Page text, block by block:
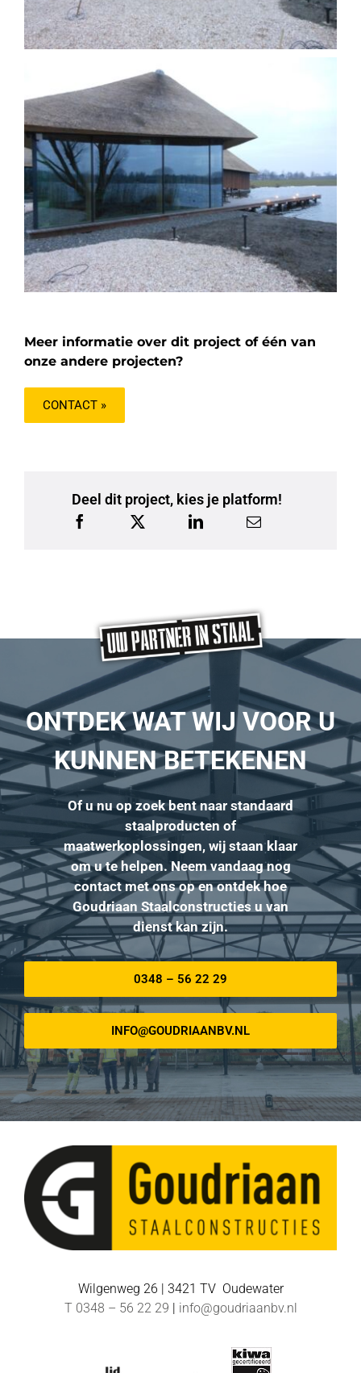
Meer informatie over dit project of één van
onze andere projecten?
CONTACT »
Deel dit project, kies je platform!
ONTDEK WAT WIJ VOOR U
KUNNEN BETEKENEN
Of u nu op zoek bent naar standaard
staalproducten of
maatwerkoplossingen, wij staan klaar
om u te helpen. Neem vandaag nog
contact met ons op en ontdek hoe
Goudriaan Staalconstructies u van
dienst kan zijn.
0348 – 56 22 29
INFO@GOUDRIAANBV.NL
Wilgenweg 26 | 3421 TV Oudewater
T 0348 – 56 22 29
info@goudriaanbv.nl